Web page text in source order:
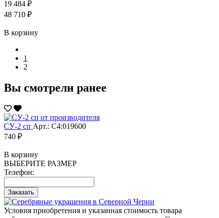
19 484 ₽
48 710 ₽
В корзину
1
2
Вы смотрели ранее
СУ-2 сп Арт.: С4:019600
740 ₽
В корзину
ВЫБЕРИТЕ РАЗМЕР
Телефон:
Заказать
Условия приобретения и указанная стоимость товара